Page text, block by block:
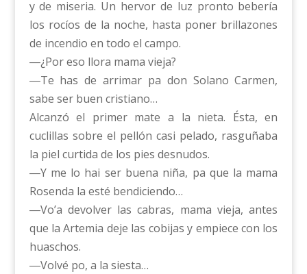
y de miseria. Un hervor de luz pronto bebería
los rocíos de la noche, hasta poner brillazones
de incendio en todo el campo.
―¿Por eso llora mama vieja?
―Te has de arrimar pa don Solano Carmen,
sabe ser buen cristiano…
Alcanzó el primer mate a la nieta. Ésta, en
cuclillas sobre el pellón casi pelado, rasguñaba
la piel curtida de los pies desnudos.
―Y me lo hai ser buena niña, pa que la mama
Rosenda la esté bendiciendo…
―Vo’a devolver las cabras, mama vieja, antes
que la Artemia deje las cobijas y empiece con los
huaschos.
―Volvé po, a la siesta…